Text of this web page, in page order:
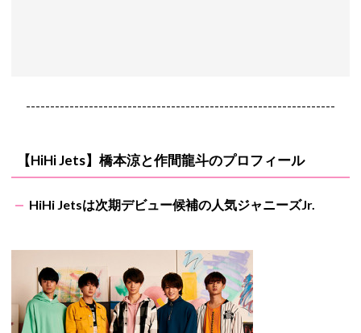
----------------------------------------------------------------
【HiHi Jets】橋本涼と作間龍斗のプロフィール
HiHi Jetsは次期デビュー候補の人気ジャニーズJr.